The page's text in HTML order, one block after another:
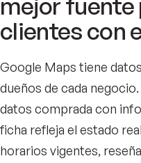
clientes con
Google Maps tiene
dueños de cada
datos comprada con
ficha refleja el estado
horarios vigentes,